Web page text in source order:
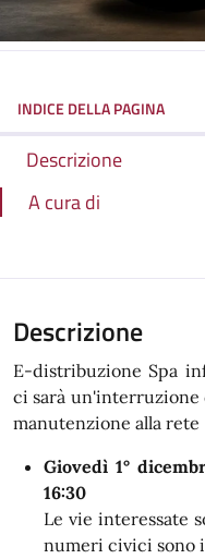
INDICE DELLA PAGINA
Descrizione
A cura di
Descrizione
E-distribuzione Spa
ci sarà
manutenzione alla rete
Giovedì 1°
16:30
Le vie interessate
numeri civici sono